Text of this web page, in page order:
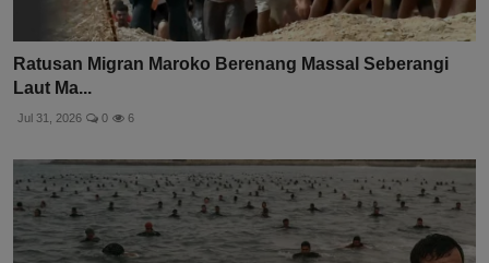
Ratusan Migran Maroko Berenang Massal Seberangi
Laut Ma...
Jul 31, 2026 0 6